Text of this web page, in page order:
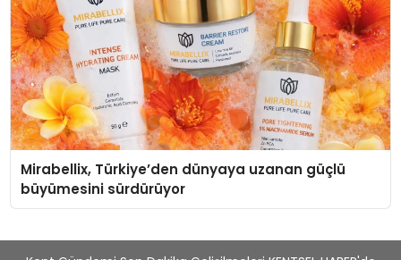
Mirabellix, Türkiye’den dünyaya uzanan güçlü
büyümesini sürdürüyor